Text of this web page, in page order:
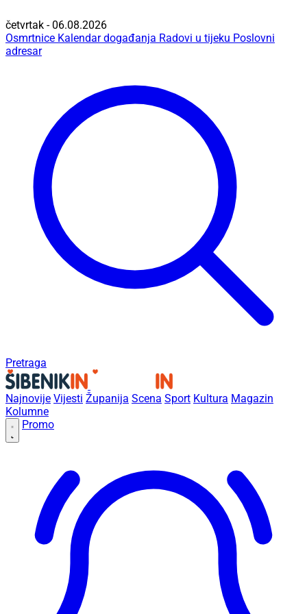
četvrtak - 06.08.2026
Osmrtnice Kalendar događanja Radovi u tijeku Poslovni
adresar
Pretraga
Najnovije Vijesti Županija Scena Sport Kultura Magazin
Kolumne
Promo